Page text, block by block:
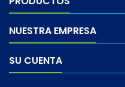
NUESTRA EMPRESA
SU CUENTA